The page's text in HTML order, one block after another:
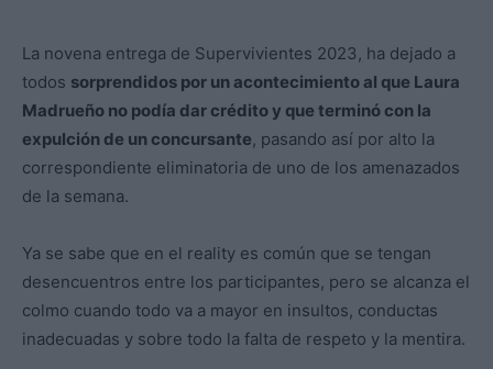
La novena entrega de Supervivientes 2023, ha dejado a
todos sorprendidos por un acontecimiento al que Laura
Madrueño no podía dar crédito y que terminó con la
expulción de un concursante, pasando así por alto la
correspondiente eliminatoria de uno de los amenazados
de la semana.
Ya se sabe que en el reality es común que se tengan
desencuentros entre los participantes, pero se alcanza el
colmo cuando todo va a mayor en insultos, conductas
inadecuadas y sobre todo la falta de respeto y la mentira.